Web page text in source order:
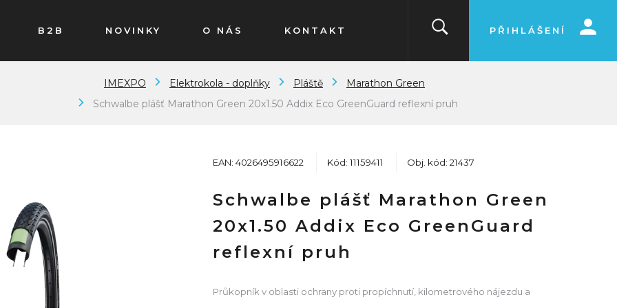
B2B NOVINKY O NÁS KONTAKT PŘIHLÁŠENÍ
IMEXPO Elektrokola - doplňky Pláště
Marathon Green
Schwalbe plášť Marathon Green 20x1.50 Addix Eco GreenGuard reflexní pruh
EAN: 4026495916622 Kód: 11159411 Obj. kód: 21437
Schwalbe plášť Marathon Green
20x1.50 Addix Eco GreenGuard
reflexní pruh
Průkopník v oblasti ochrany proti propíchnutí, kilometrového nájezdu a